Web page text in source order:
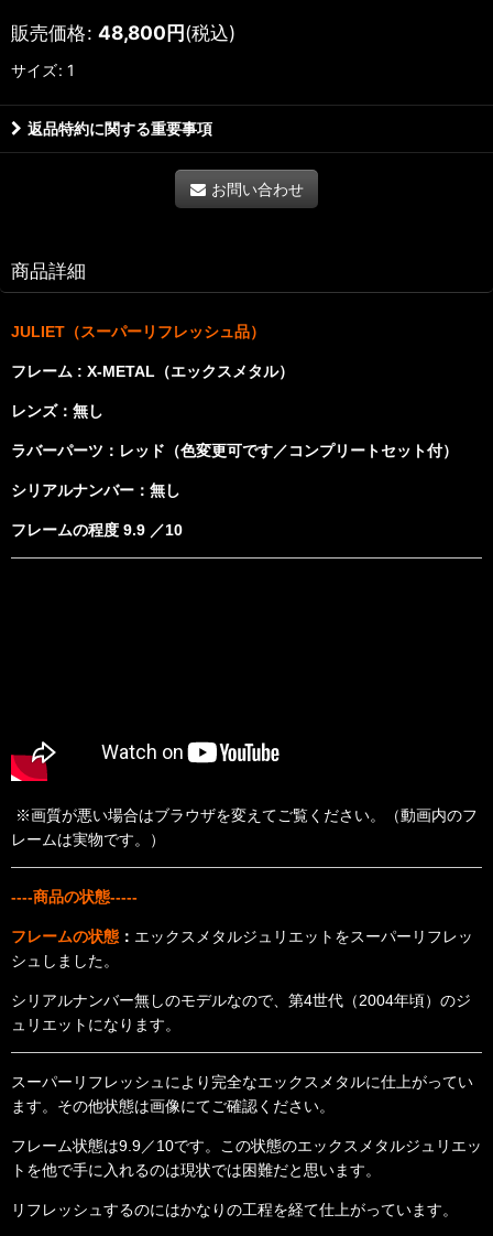
販売価格: 48,800円(税込)
サイズ: 1
返品特約に関する重要事項
お問い合わせ
商品詳細
JULIET（スーパーリフレッシュ品）
フレーム : X-METAL（エックスメタル）
レンズ：無し
ラバーパーツ：レッド（色変更可です／コンプリートセット付）
シリアルナンバー ：無し
フレームの程度 9.9 ／10
※画質が悪い場合はブラウザを変えてご覧ください。（動画内のフ
レームは実物です。）
----商品の状態-----
フレームの状態 ： エックスメタルジュリエットをスーパーリフレッ
シュしました。
シリアルナンバー無しのモデルなので、第4世代（2004年頃）のジ
ュリエットになります。
スーパーリフレッシュにより完全なエックスメタルに仕上がってい
ます。その他状態は画像にてご確認ください。
フレーム状態は9.9／10です。この状態のエックスメタルジュリエッ
トを他で手に入れるのは現状では困難だと思います。
リフレッシュするのにはかなりの工程を経て仕上がっています。